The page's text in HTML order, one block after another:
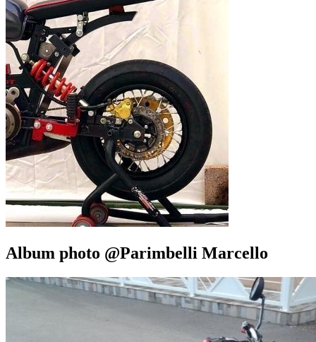
Album photo @Parimbelli Marcello